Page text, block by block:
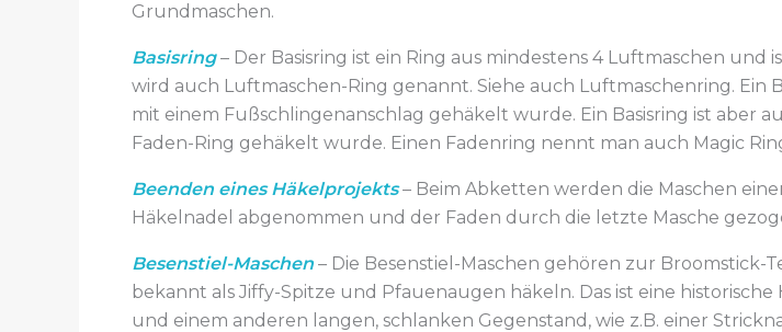
Grundmaschen.
Basisring– Der Basisring ist ein Ring aus mindestens 4 Luftmaschen
wird auch Luftmaschen-Ring genannt. Siehe auch Luftmaschenring. Ein
mit einem Fußschlingenanschlag gehäkelt wurde. Ein Basisring ist aber
Faden-Ring gehäkelt wurde. Einen Fadenring nennt man auch Magic
Beenden eines Häkelprojekts – Beim Abketten werden die Maschen
Häkelnadel abgenommen und der Faden durch die letzte Masche
Besenstiel-Maschen – Die Besenstiel-Maschen gehören zur
bekannt als Jiffy-Spitze und Pfauenaugen häkeln. Das ist eine
und einem anderen langen, schlanken Gegenstand, wie z.B. einer